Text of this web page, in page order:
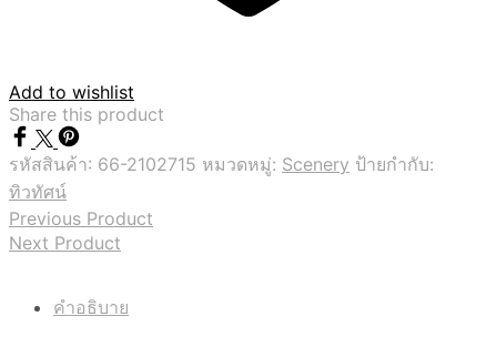
Add to wishlist
Share this product
รหัสสินค้า: 66-2102715 หมวดหมู่: Scenery ป้ายกำกับ:
ทิวทัศน์
Previous Product
Next Product
คำอธิบาย